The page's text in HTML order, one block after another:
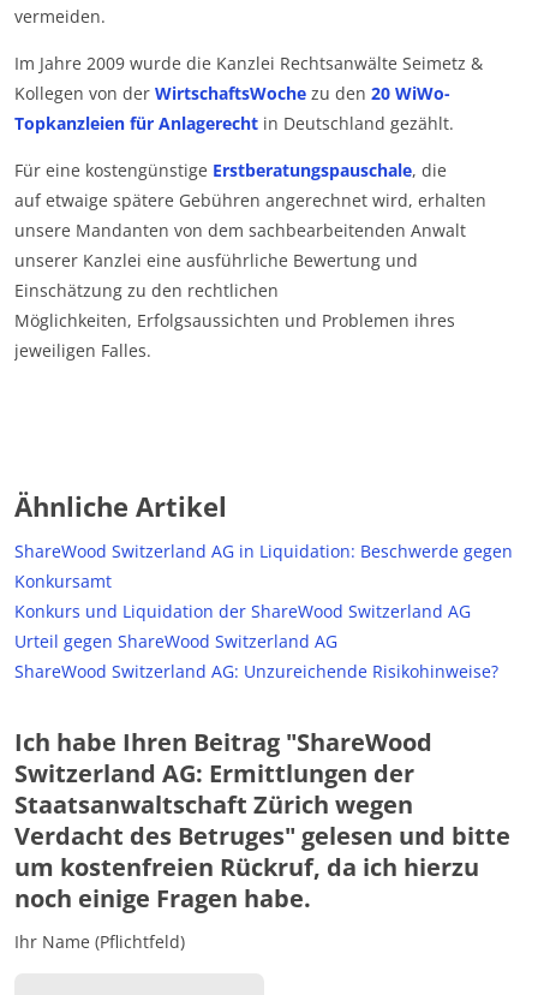
vermeiden.
Im Jahre 2009 wurde die Kanzlei Rechtsanwälte Seimetz &
Kollegen von der WirtschaftsWochezu den 20 WiWo-
Topkanzleien für Anlagerecht in Deutschland gezählt.
Für eine kostengünstige Erstberatungspauschale, die
auf etwaige spätere Gebühren angerechnet wird, erhalten
unsere Mandanten von dem sachbearbeitenden Anwalt
unserer Kanzlei eine ausführliche Bewertung und
Einschätzung zu den rechtlichen
Möglichkeiten, Erfolgsaussichten und Problemen ihres
jeweiligen Falles.
Ähnliche Artikel
ShareWood Switzerland AG in Liquidation: Beschwerde gegen
Konkursamt
Konkurs und Liquidation der ShareWood Switzerland AG
Urteil gegen ShareWood Switzerland AG
ShareWood Switzerland AG: Unzureichende Risikohinweise?
Ich habe Ihren Beitrag "ShareWood
Switzerland AG: Ermittlungen der
Staatsanwaltschaft Zürich wegen
Verdacht des Betruges" gelesen und bitte
um kostenfreien Rückruf, da ich hierzu
noch einige Fragen habe.
Ihr Name (Pflichtfeld)